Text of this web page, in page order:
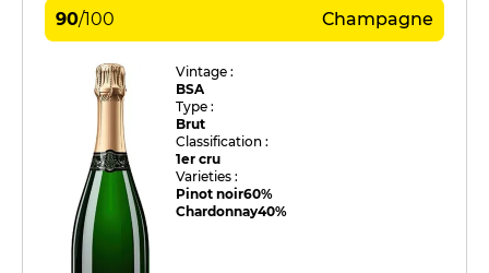
90/100 Champagne
Vintage :
BSA
Type :
Brut
Classification :
1er cru
Varieties :
Pinot noir60%
Chardonnay40%